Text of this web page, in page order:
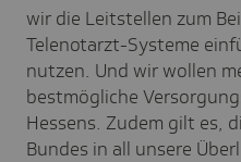
wir die Leitstellen zum
Telenotarzt-Systeme
nutzen. Und wir wollen
bestmögliche
Hessens. Zudem gilt es,
Bundes in all unsere